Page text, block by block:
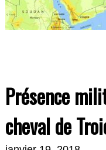
Présence
cheval de